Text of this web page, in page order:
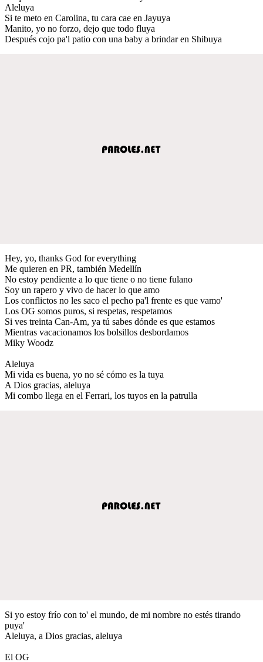
Aleluya
Si te meto en Carolina, tu cara cae en Jayuya
Manito, yo no forzo, dejo que todo fluya
Después cojo pa'l patio con una baby a brindar en Shibuya
Hey, yo, thanks God for everything
Me quieren en PR, también Medellín
No estoy pendiente a lo que tiene o no tiene fulano
Soy un rapero y vivo de hacer lo que amo
Los conflictos no les saco el pecho pa'l frente es que vamo'
Los OG somos puros, si respetas, respetamos
Si ves treinta Can-Am, ya tú sabes dónde es que estamos
Mientras vacacionamos los bolsillos desbordamos
Miky Woodz
Aleluya
Mi vida es buena, yo no sé cómo es la tuya
A Dios gracias, aleluya
Mi combo llega en el Ferrari, los tuyos en la patrulla
Si yo estoy frío con to' el mundo, de mi nombre no estés tirando
puya'
Aleluya, a Dios gracias, aleluya
El OG